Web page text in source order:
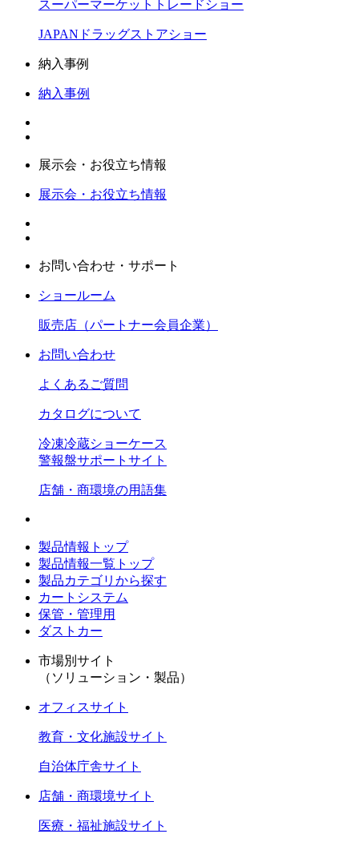
スーパーマーケットトレードショー
JAPANドラッグストアショー
納入事例
納入事例
展示会・お役立ち情報
展示会・お役立ち情報
お問い合わせ・サポート
ショールーム
販売店（パートナー会員企業）
お問い合わせ
よくあるご質問
カタログについて
冷凍冷蔵ショーケース
警報盤サポートサイト
店舗・商環境の用語集
製品情報トップ
製品情報一覧トップ
製品カテゴリから探す
カートシステム
保管・管理用
ダストカー
市場別サイト
（ソリューション・製品）
オフィスサイト
教育・文化施設サイト
自治体庁舎サイト
店舗・商環境サイト
医療・福祉施設サイト